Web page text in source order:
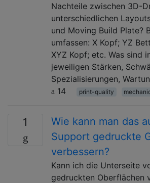
Nachteile zwischen 3D-
unterschiedlichen
und Moving Build Plate?
umfassen: X Kopf; YZ
XYZ Kopf; etc. Was sind
jeweiligen Stärken,
Spezialisierungen,
14
print-quality
1
Wie kann man das
Support gedruckte
verbessern?
Kann ich die Unterseite
gedruckten Oberflächen